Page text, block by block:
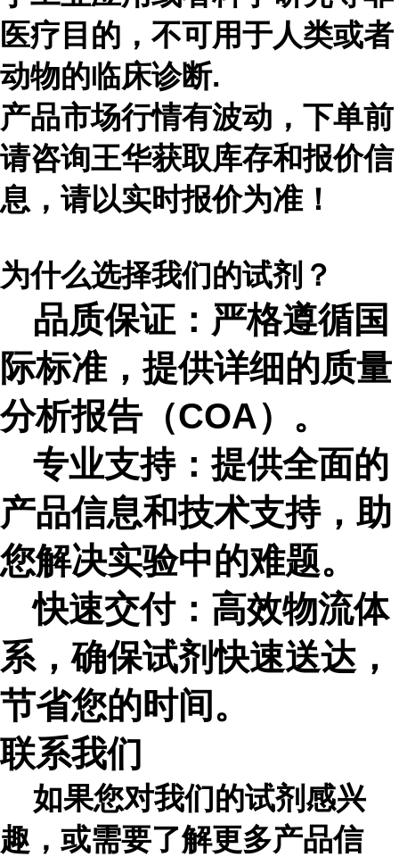
医疗目的，不可用于人类或者
动物的临床诊断.
产品市场行情有波动，下单前
请咨询王华获取库存和报价信
息，请以实时报价为准！
为什么选择我们的试剂？
品质保证：严格遵循国
际标准，提供详细的质量
分析报告（COA）。
专业支持：提供全面的
产品信息和技术支持，助
您解决实验中的难题。
快速交付：高效物流体
系，确保试剂快速送达，
节省您的时间。
联系我们
如果您对我们的试剂感兴
趣，或需要了解更多产品信